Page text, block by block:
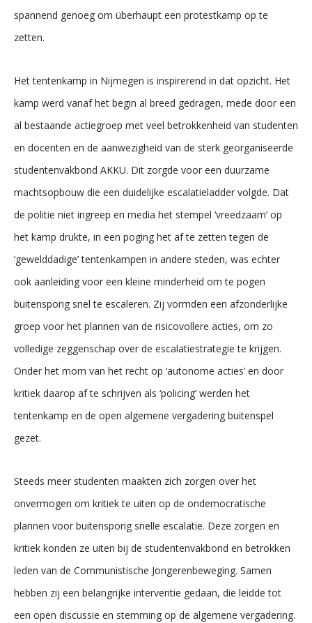
spannend genoeg om überhaupt een protestkamp op te
zetten.
Het tentenkamp in Nijmegen is inspirerend in dat opzicht. Het
kamp werd vanaf het begin al breed gedragen, mede door een
al bestaande actiegroep met veel betrokkenheid van studenten
en docenten en de aanwezigheid van de sterk georganiseerde
studentenvakbond AKKU. Dit zorgde voor een duurzame
machtsopbouw die een duidelijke escalatieladder volgde. Dat
de politie niet ingreep en media het stempel ‘vreedzaam’ op
het kamp drukte, in een poging het af te zetten tegen de
‘gewelddadige’ tentenkampen in andere steden, was echter
ook aanleiding voor een kleine minderheid om te pogen
buitensporig snel te escaleren. Zij vormden een afzonderlijke
groep voor het plannen van de risicovollere acties, om zo
volledige zeggenschap over de escalatiestrategie te krijgen.
Onder het mom van het recht op ‘autonome acties’ en door
kritiek daarop af te schrijven als ‘policing’ werden het
tentenkamp en de open algemene vergadering buitenspel
gezet.
Steeds meer studenten maakten zich zorgen over het
onvermogen om kritiek te uiten op de ondemocratische
plannen voor buitensporig snelle escalatie. Deze zorgen en
kritiek konden ze uiten bij de studentenvakbond en betrokken
leden van de Communistische Jongerenbeweging. Samen
hebben zij een belangrijke interventie gedaan, die leidde tot
een open discussie en stemming op de algemene vergadering.